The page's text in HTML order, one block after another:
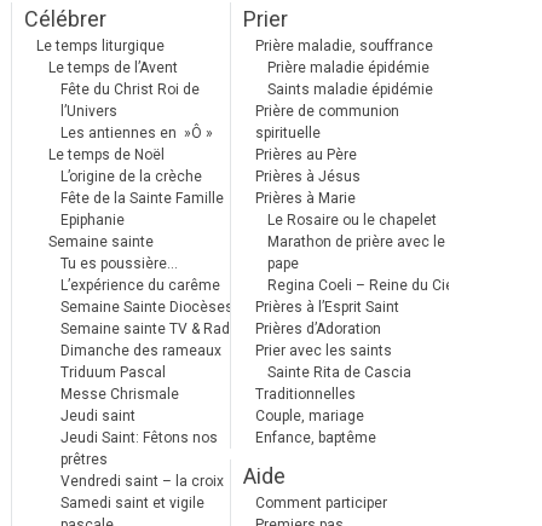
Célébrer
Le temps liturgique
Le temps de l’Avent
Fête du Christ Roi de
l’Univers
Les antiennes en »Ô »
Le temps de Noël
L’origine de la crèche
Fête de la Sainte Famille
Epiphanie
Semaine sainte
Tu es poussière…
L’expérience du carême
Semaine Sainte Diocèses
Semaine sainte TV & Radio
Dimanche des rameaux
Triduum Pascal
Messe Chrismale
Jeudi saint
Jeudi Saint: Fêtons nos
prêtres
Vendredi saint – la croix
Samedi saint et vigile
Prier
Prière maladie, souffrance
Prière maladie épidémie
Saints maladie épidémie
Prière de communion
spirituelle
Prières au Père
Prières à Jésus
Prières à Marie
Le Rosaire ou le chapelet
Marathon de prière avec le
pape
Regina Coeli – Reine du Ciel
Prières à l’Esprit Saint
Prières d’Adoration
Prier avec les saints
Sainte Rita de Cascia
Traditionnelles
Couple, mariage
Enfance, baptême
Aide
Comment participer